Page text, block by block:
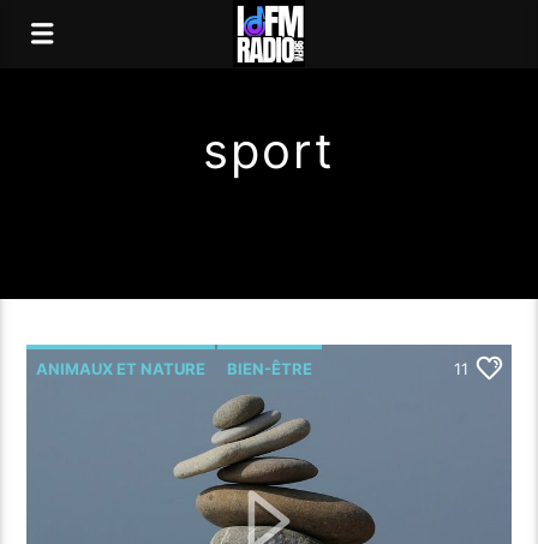
sport
ANIMAUX ET NATURE BIEN-ÊTRE
SANTÉ
11